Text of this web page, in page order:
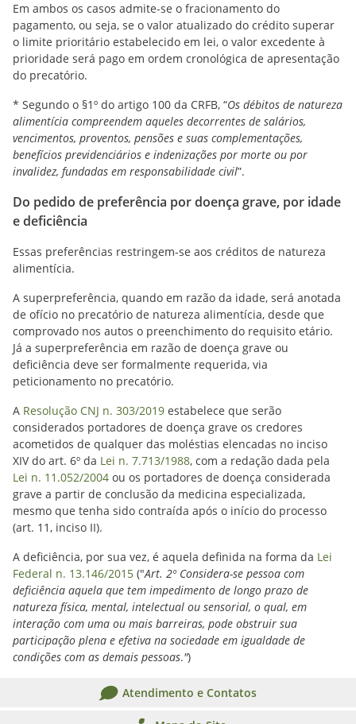
Em ambos os casos admite-se o fracionamento do
pagamento, ou seja, se o valor atualizado do crédito superar
o limite prioritário estabelecido em lei, o valor excedente à
prioridade será pago em ordem cronológica de apresentação
do precatório.
* Segundo o §1º do artigo 100 da CRFB, “Os débitos de natureza
alimentícia compreendem aqueles decorrentes de salários,
vencimentos, proventos, pensões e suas complementações,
benefícios previdenciários e indenizações por morte ou por
invalidez, fundadas em responsabilidade civil”.
Do pedido de preferência por doença grave, por idade
e deficiência
Essas preferências restringem-se aos créditos de natureza
alimentícia.
A superpreferência, quando em razão da idade, será anotada
de ofício no precatório de natureza alimentícia, desde que
comprovado nos autos o preenchimento do requisito etário.
Já a superpreferência em razão de doença grave ou
deficiência deve ser formalmente requerida, via
peticionamento no precatório.
A Resolução CNJ n. 303/2019 estabelece que serão
considerados portadores de doença grave os credores
acometidos de qualquer das moléstias elencadas no inciso
XIV do art. 6º da Lei n. 7.713/1988, com a redação dada pela
Lei n. 11.052/2004 ou os portadores de doença considerada
grave a partir de conclusão da medicina especializada,
mesmo que tenha sido contraída após o início do processo
(art. 11, inciso II).
A deficiência, por sua vez, é aquela definida na forma da Lei
Federal n. 13.146/2015 ("Art. 2º Considera-se pessoa com
deficiência aquela que tem impedimento de longo prazo de
natureza física, mental, intelectual ou sensorial, o qual, em
interação com uma ou mais barreiras, pode obstruir sua
participação plena e efetiva na sociedade em igualdade de
condições com as demais pessoas.")
Atendimento e Contatos